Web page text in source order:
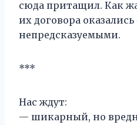
сюда притащил. Как
их договора оказались
непредсказуемыми.
***
Нас ждут:
— шикарный, но